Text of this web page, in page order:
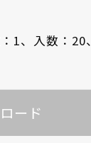
1、
入数：20、
ード